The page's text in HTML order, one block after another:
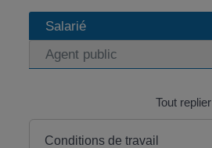
Salarié
Agent public
Tout replier
Conditions de travail